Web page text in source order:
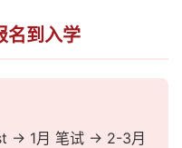
名到入学
→ 1月 笔试 → 2-3月